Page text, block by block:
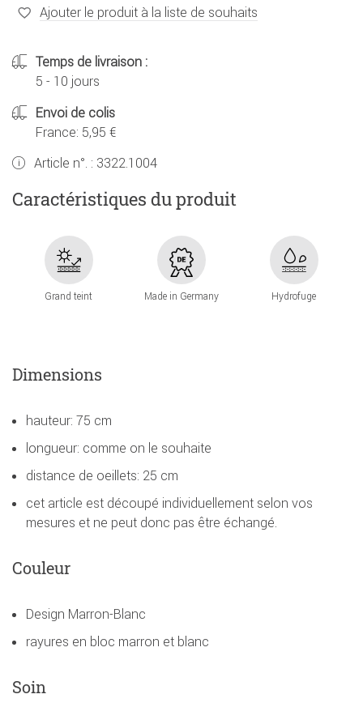
Ajouter le produit à la liste de souhaits
Temps de livraison :
5 - 10 jours
Envoi de colis
France: 5,95 €
Article n°. : 3322.1004
Caractéristiques du produit
Grand teint Made in Germany Hydrofuge
Dimensions
hauteur: 75 cm
longueur: comme on le souhaite
distance de oeillets: 25 cm
cet article est découpé individuellement selon vos
mesures et ne peut donc pas être échangé.
Couleur
Design Marron-Blanc
rayures en bloc marron et blanc
Soin